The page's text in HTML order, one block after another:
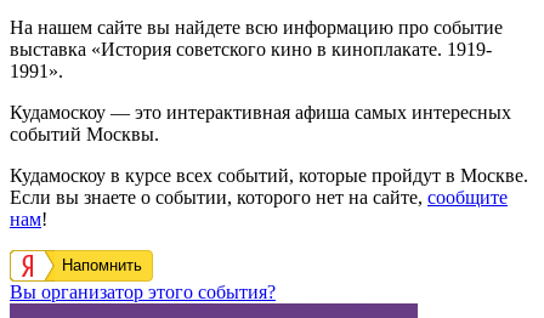
На нашем сайте вы найдете всю информацию про событие
выставка «История советского кино в киноплакате. 1919-
1991».
Кудамоскоу — это интерактивная афиша самых интересных
событий Москвы.
Кудамоскоу в курсе всех событий, которые пройдут в Москве.
Если вы знаете о событии, которого нет на сайте, сообщите
нам!
Напомнить
Вы организатор этого события?